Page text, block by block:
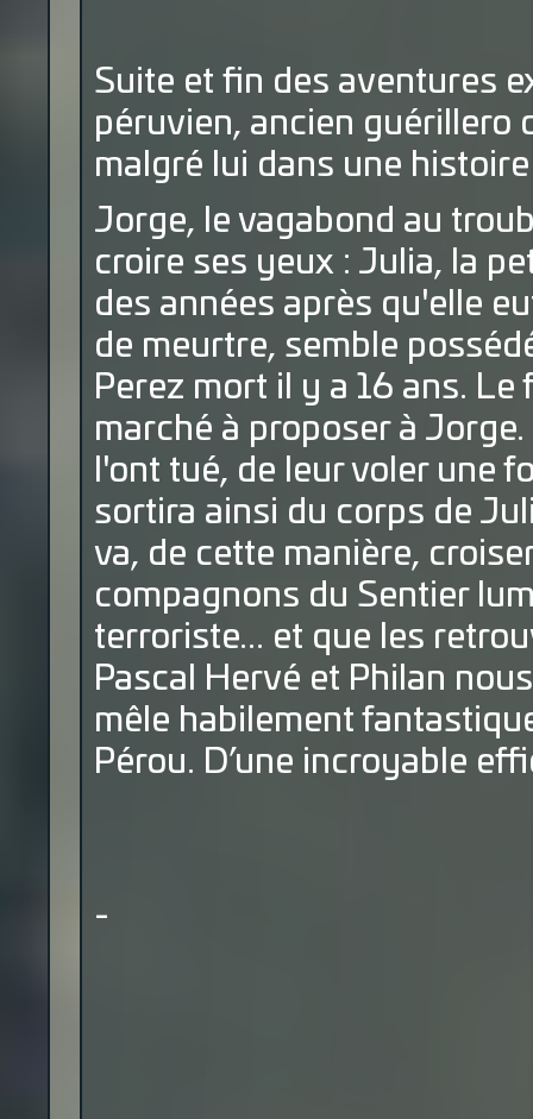
Suite et fin des aventures
péruvien, ancien guérillero
malgré lui dans une
Jorge, le vagabond au
croire ses yeux : Julia, la
des années après qu'elle
de meurtre, semble
Perez mort il y a 16 ans.
marché à proposer à
l'ont tué, de leur voler une
sortira ainsi du corps de
va, de cette manière,
compagnons du Sentier
terroriste... et que les
Pascal Hervé et Philan
mêle habilement
Pérou. D’une incroyable
-